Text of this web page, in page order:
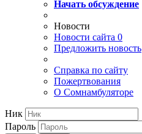
Начать обсуждение
Новости
Новости сайта 0
Предложить новость
Справка по сайту
Пожертвования
О Сомнамбуляторе
Ник
Пароль